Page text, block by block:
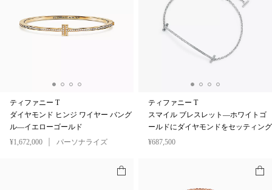
ティファニー T
ダイヤモンド ヒンジ ワイヤー バング
ル—イエローゴールド
¥1,672,000
パーソナライズ
ティファニー T
スマイル ブレスレット—ホワイトゴ
ールドにダイヤモンドをセッティング
¥687,500